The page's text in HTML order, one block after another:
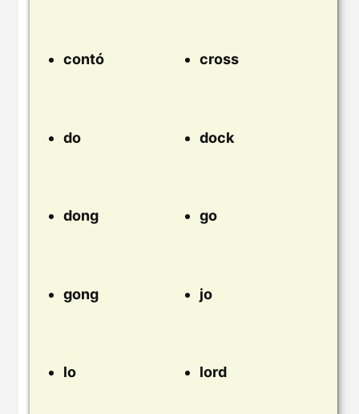
contó cross
do dock
dong go
gong jo
lo lord